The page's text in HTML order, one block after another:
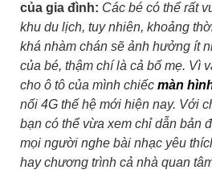
của gia đình: Các bé có thể rất
khu du lịch, tuy nhiên, khoảng
khá nhàm chán sẽ ảnh hưởng ít
của bé, thậm chí là cả bố mẹ. Vì
cho ô tô của mình chiếc màn
nối 4G thế hệ mới hiện nay. Với
bạn có thể vừa xem chỉ dẫn bản
mọi người nghe bài nhạc yêu
hay chương trình cả nhà quan